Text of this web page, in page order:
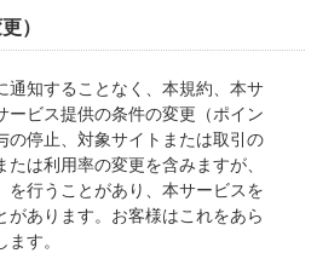
）
通知することなく、本規約、本サ
ービス提供の条件の変更（ポイン
の停止、対象サイトまたは取引の
は利用率の変更を含みますが、
を行うことがあり、本サービスを
があります。お客様はこれをあら
す。